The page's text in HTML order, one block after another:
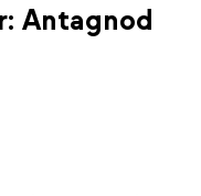
Antagnod